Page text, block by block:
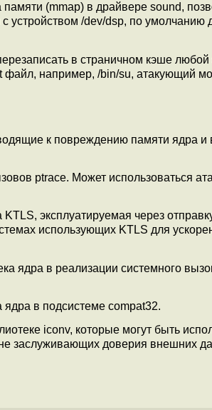
(mmap) в драйвере sound,
устройством /dev/dsp, по умолчанию
в страничном кэше
например, /bin/su, атакующий
к повреждению памяти ядра и
ptrace. Может использоваться
эксплуатируемая через
использующих KTLS для
ядра в реализации системного
ядра в подсистеме compat32.
iconv, которые могут быть
заслуживающих доверия внешних